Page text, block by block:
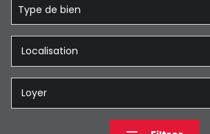
Type de bien
Loyer